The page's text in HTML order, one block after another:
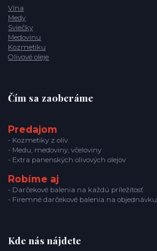
Vína
Medy
Sviečky
Medovinu
Kozmetiku
Olivové oleje
Čím sa zaoberáme
Predajom
- Kozmetiky z olív
- Medu, medoviny, včeloviny
- Extra panenských olivových olejov
Robíme aj
- Darčekové balenia na každú príležitosť
- Firemné darčekové balenia na objednávku
Kde nás nájdete